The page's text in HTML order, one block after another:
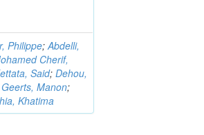
Philippe;Abdelli,
Cherif,
Said;Dehou,
Geerts, Manon;
Khatima